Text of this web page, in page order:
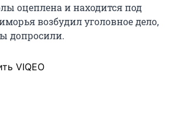
оцеплена и находится под
возбудил уголовное дело,
допросили.
VIQEO